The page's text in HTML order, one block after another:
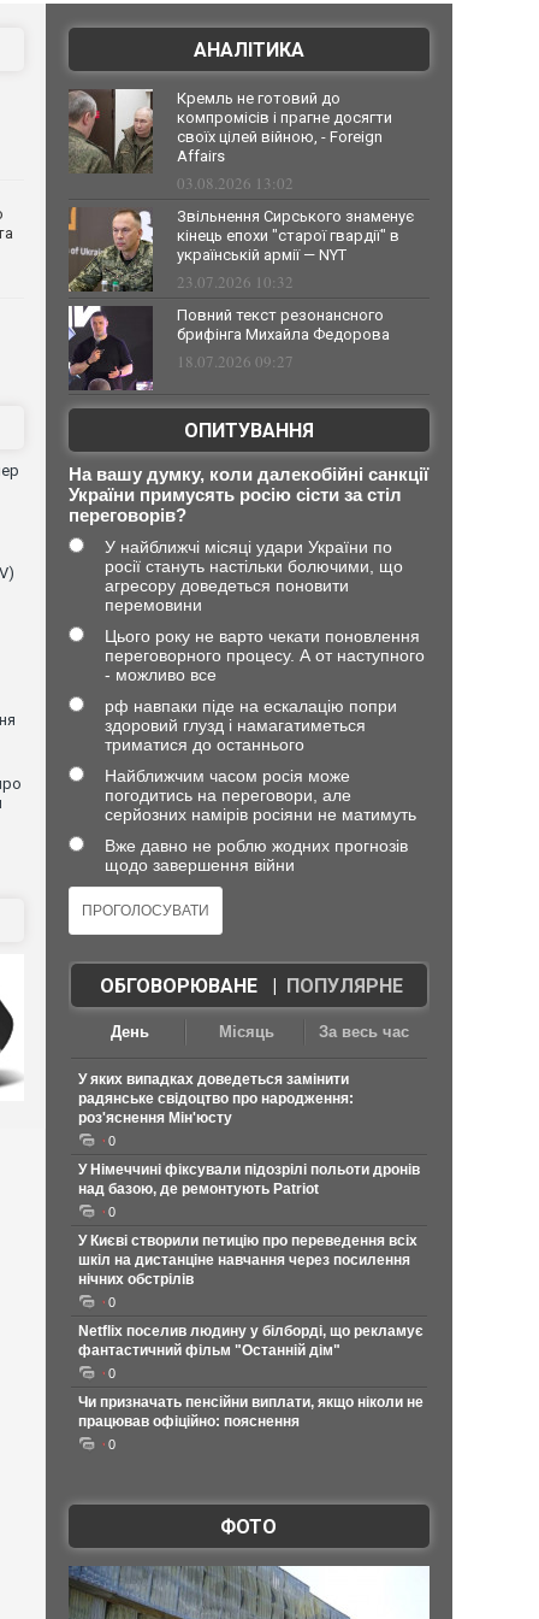
АНАЛІТИКА
Кремль не готовий до
компромісів і прагне досягти
своїх цілей війною, - Foreign
Affairs
03.08.2026 13:02
Звільнення Сирського знаменує
кінець епохи "старої гвардії" в
українській армії — NYT
23.07.2026 10:32
Повний текст резонансного
брифінга Михайла Федорова
18.07.2026 09:27
ОПИТУВАННЯ
На вашу думку, коли далекобійні санкції
України примусять росію сісти за стіл
переговорів?
У найближчі місяці удари України по
росії стануть настільки болючими, що
агресору доведеться поновити
перемовини
Цього року не варто чекати поновлення
переговорного процесу. А от наступного
- можливо все
рф навпаки піде на ескалацію попри
здоровий глузд і намагатиметься
триматися до останнього
Найближчим часом росія може
погодитись на переговори, але
серйозних намірів росіяни не матимуть
Вже давно не роблю жодних прогнозів
щодо завершення війни
ОБГОВОРЮВАНЕ| ПОПУЛЯРНЕ
День Місяць За весь час
У яких випадках доведеться замінити
радянське свідоцтво про народження:
роз'яснення Мін'юсту
0
У Німеччині фіксували підозрілі польоти дронів
над базою, де ремонтують Patriot
0
У Києві створили петицію про переведення всіх
шкіл на дистанціне навчання через посилення
нічних обстрілів
0
Netflix поселив людину у білборді, що рекламує
фантастичний фільм "Останній дім"
0
Чи призначать пенсійни виплати, якщо ніколи не
працював офіційно: пояснення
0
ФОТО